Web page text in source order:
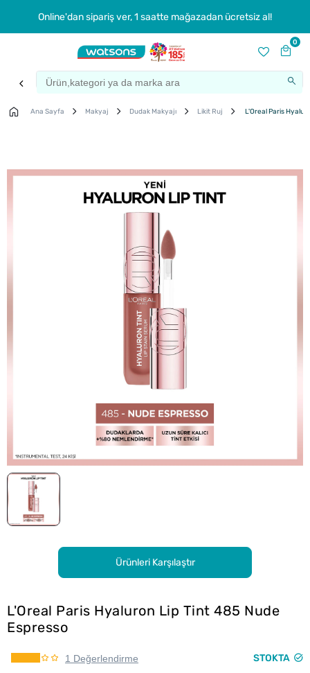
Online'dan sipariş ver, 1 saatte mağazadan ücretsiz al!
0
Ana Sayfa Makyaj Dudak Makyajı Likit Ruj L'Oreal Paris
Ürünleri Karşılaştır
L'Oreal Paris Hyaluron Lip Tint 485 Nude
Espresso
1 Değerlendirme STOKTA